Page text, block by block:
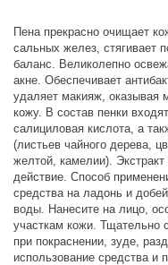
Пена прекрасно очищает
сальных желез, стягивает
баланс. Великолепно
акне. Обеспечивает
удаляет макияж, оказывая
кожу. В состав пенки
салициловая кислота, а
(листьев чайного дерева,
желтой, камелии).
действие. Способ
средства на ладонь и
воды. Нанесите на лицо,
участкам кожи. Тщательно
при покраснении, зуде,
использование средства и